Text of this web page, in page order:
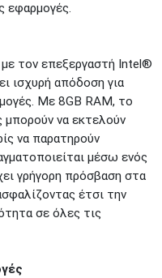
εφαρμογές.
τον επεξεργαστή Intel®
ισχυρή απόδοση για
Με 8GB RAM, το
μπορούν να εκτελούν
να παρατηρούν
μέσω ενός
γρήγορη πρόσβαση στα
έτσι την
σε όλες τις